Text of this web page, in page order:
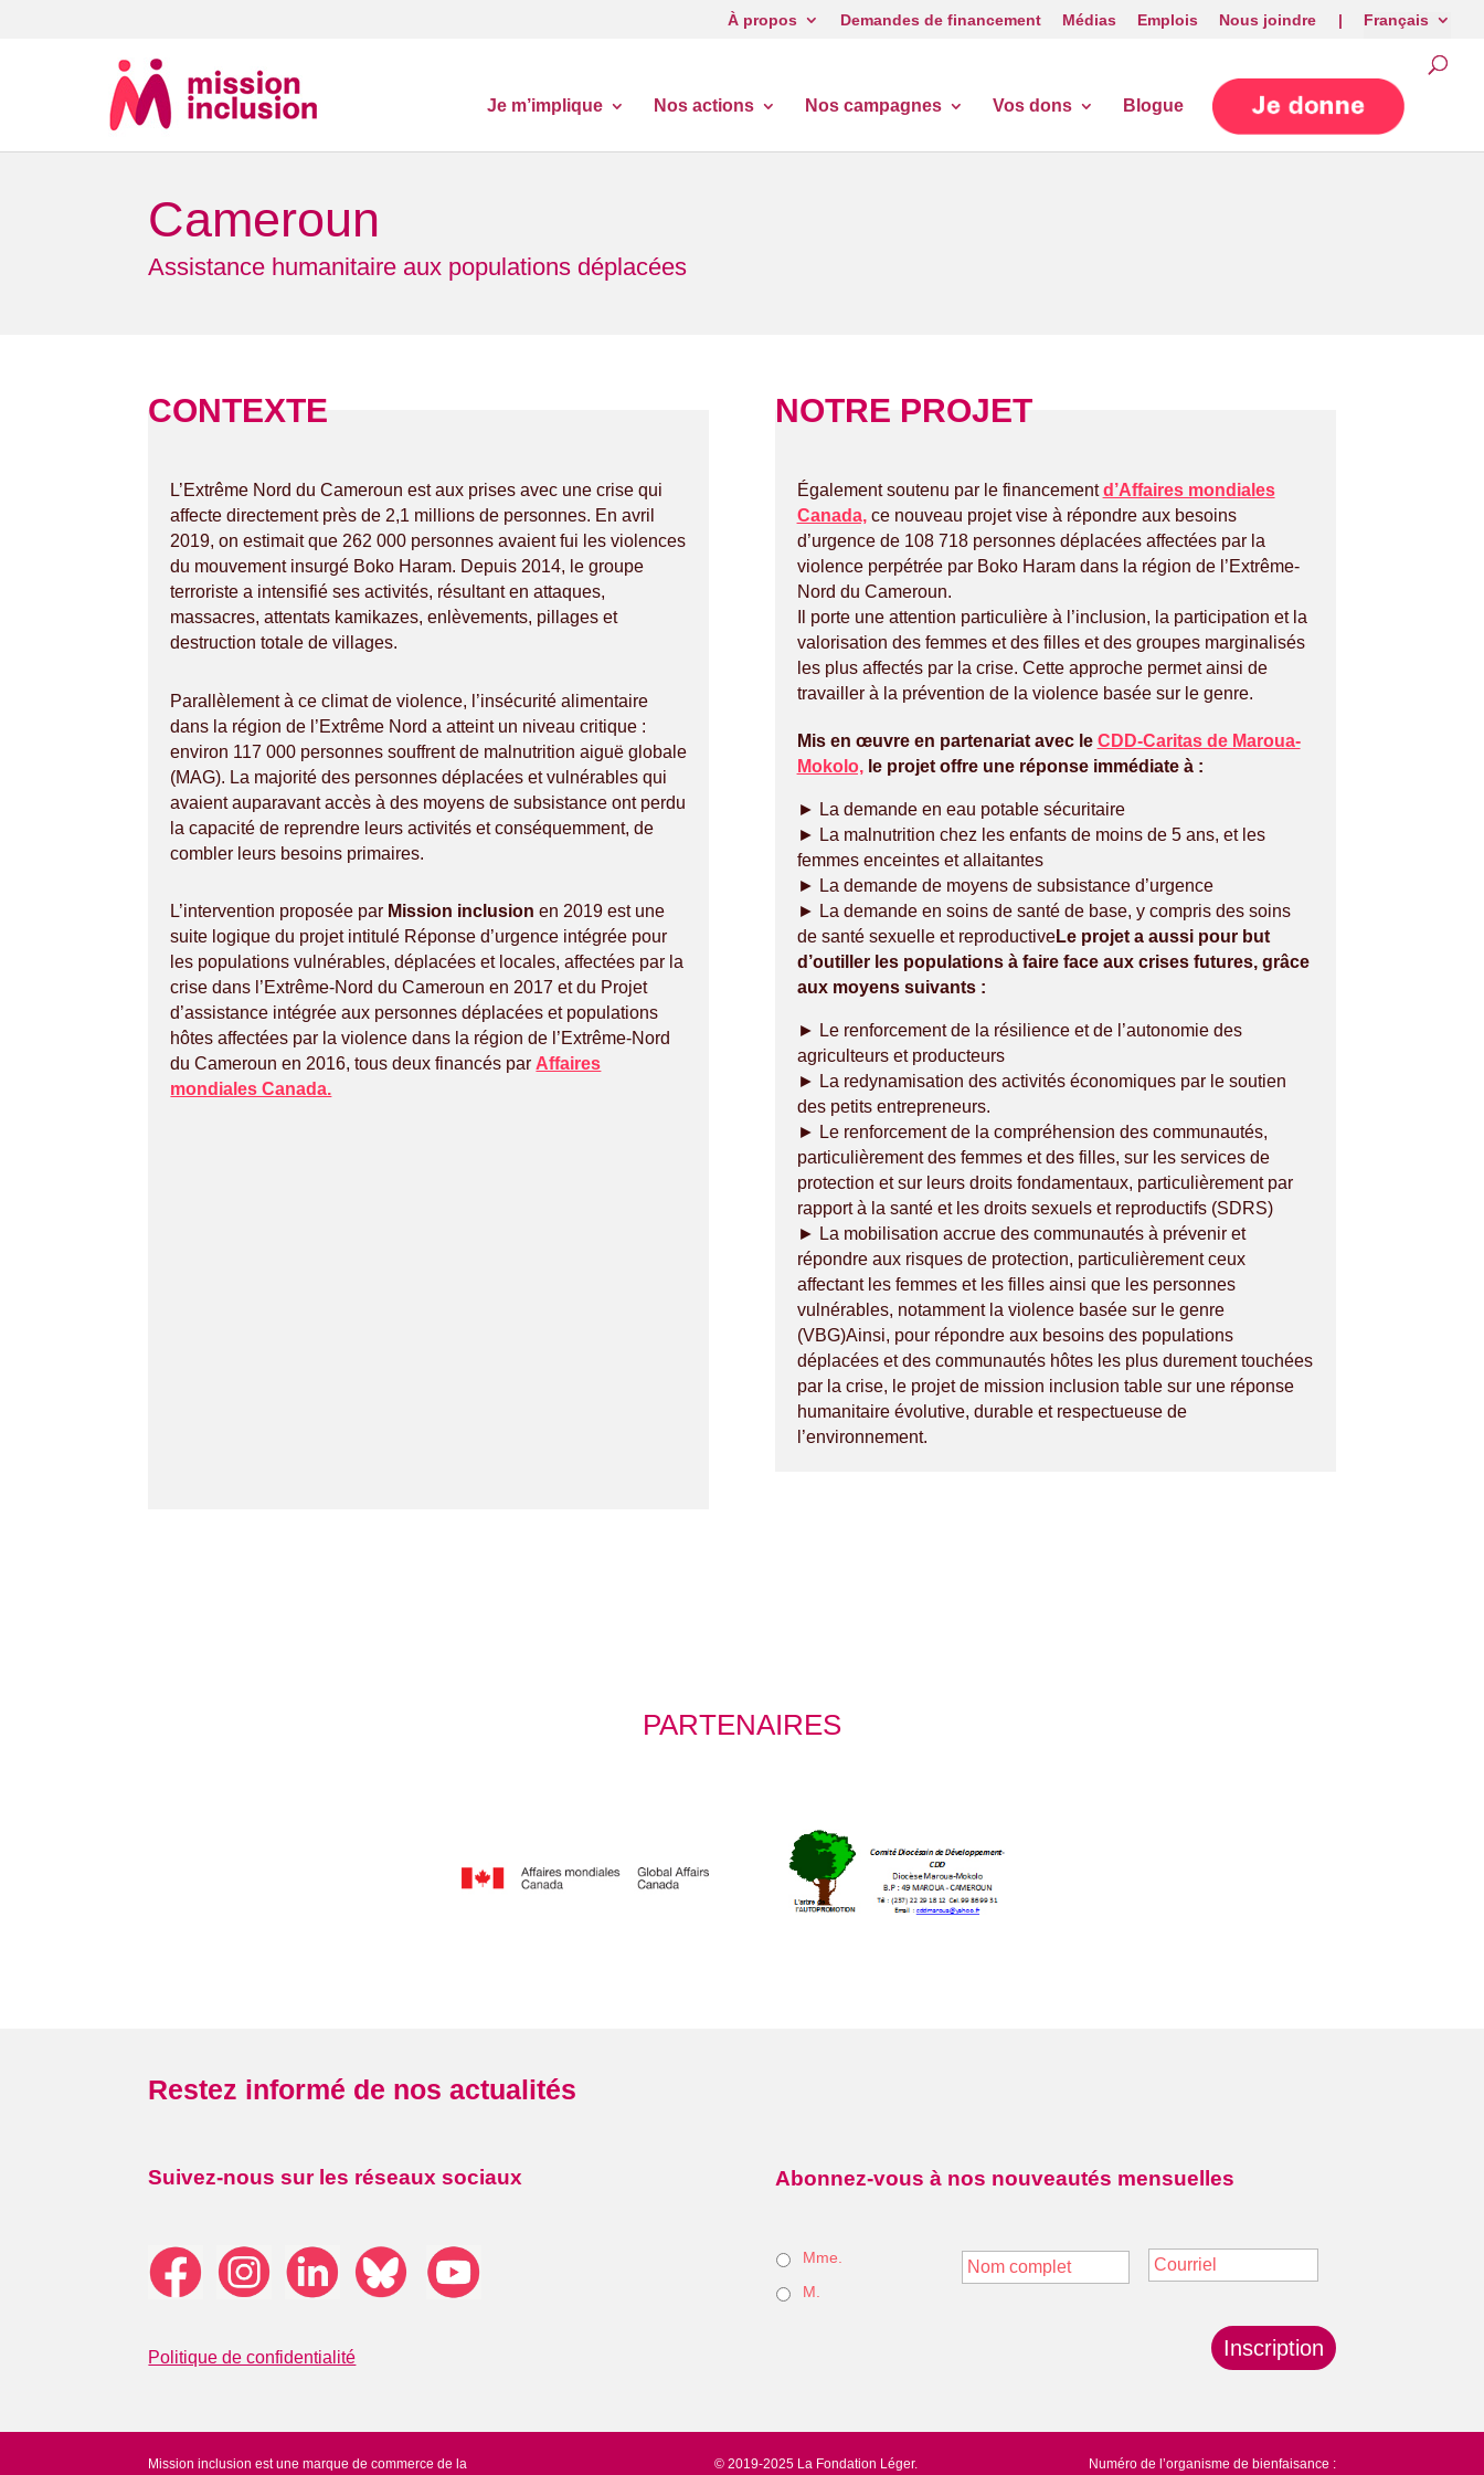
À propos Demandes de financement Médias Emplois Nous joindre | Français
Je m’implique Nos actions Nos campagnes Vos dons Blogue
Cameroun
Assistance humanitaire aux populations déplacées
CONTEXTE
L’Extrême Nord du Cameroun est aux prises avec une crise qui
affecte directement près de 2,1 millions de personnes. En avril
2019, on estimait que 262 000 personnes avaient fui les violences
du mouvement insurgé Boko Haram. Depuis 2014, le groupe
terroriste a intensifié ses activités, résultant en attaques,
massacres, attentats kamikazes, enlèvements, pillages et
destruction totale de villages.
Parallèlement à ce climat de violence, l’insécurité alimentaire
dans la région de l’Extrême Nord a atteint un niveau critique :
environ 117 000 personnes souffrent de malnutrition aiguë globale
(MAG). La majorité des personnes déplacées et vulnérables qui
avaient auparavant accès à des moyens de subsistance ont perdu
la capacité de reprendre leurs activités et conséquemment, de
combler leurs besoins primaires.
L’intervention proposée par Mission inclusion en 2019 est une
suite logique du projet intitulé Réponse d’urgence intégrée pour
les populations vulnérables, déplacées et locales, affectées par la
crise dans l’Extrême-Nord du Cameroun en 2017 et du Projet
d’assistance intégrée aux personnes déplacées et populations
hôtes affectées par la violence dans la région de l’Extrême-Nord
du Cameroun en 2016, tous deux financés parAffaires
mondiales Canada.
NOTRE PROJET
Également soutenu par le financementd’Affaires mondiales
Canada,ce nouveau projet vise à répondre aux besoins
d’urgence de 108 718 personnes déplacées affectées par la
violence perpétrée par Boko Haram dans la région de l’Extrême-
Nord du Cameroun.
Il porte une attention particulière à l’inclusion, la participation et la
valorisation des femmes et des filles et des groupes marginalisés
les plus affectés par la crise. Cette approche permet ainsi de
travailler à la prévention de la violence basée sur le genre.
Mis en œuvre en partenariat avec le CDD-Caritas de Maroua-
Mokolo,le projet offre une réponse immédiate à :
► La demande en eau potable sécuritaire
► La malnutrition chez les enfants de moins de 5 ans, et les
femmes enceintes et allaitantes
► La demande de moyens de subsistance d’urgence
► La demande en soins de santé de base, y compris des soins
de santé sexuelle et reproductiveLe projet a aussi pour but
d’outiller les populations à faire face aux crises futures, grâce
aux moyens suivants :
► Le renforcement de la résilience et de l’autonomie des
agriculteurs et producteurs
► La redynamisation des activités économiques par le soutien
des petits entrepreneurs.
► Le renforcement de la compréhension des communautés,
particulièrement des femmes et des filles, sur les services de
protection et sur leurs droits fondamentaux, particulièrement par
rapport à la santé et les droits sexuels et reproductifs (SDRS)
► La mobilisation accrue des communautés à prévenir et
répondre aux risques de protection, particulièrement ceux
affectant les femmes et les filles ainsi que les personnes
vulnérables, notamment la violence basée sur le genre
(VBG)Ainsi, pour répondre aux besoins des populations
déplacées et des communautés hôtes les plus durement touchées
par la crise, le projet de mission inclusion table sur une réponse
humanitaire évolutive, durable et respectueuse de
l’environnement.
PARTENAIRES
Restez informé de nos actualités
Suivez-nous sur les réseaux sociaux
Politique de confidentialité
Abonnez-vous à nos nouveautés mensuelles
Mme.
M.
Nom
Inscription
Mission inclusion est une marque de commerce de la © 2019-2025 La Fondation Léger. Numéro de l’organisme de bienfaisance :